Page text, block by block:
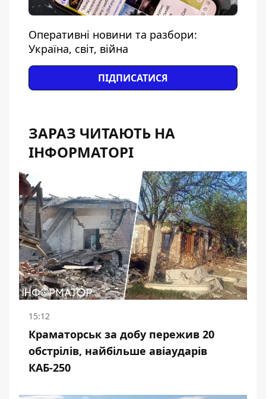
Оперативні новини та разбори:
Україна, світ, війна
ПІДПИСАТИСЯ
ЗАРАЗ ЧИТАЮТЬ НА
ІНФОРМАТОРІ
15:12
Краматорськ за добу пережив 20
обстрілів, найбільше авіаударів
КАБ-250